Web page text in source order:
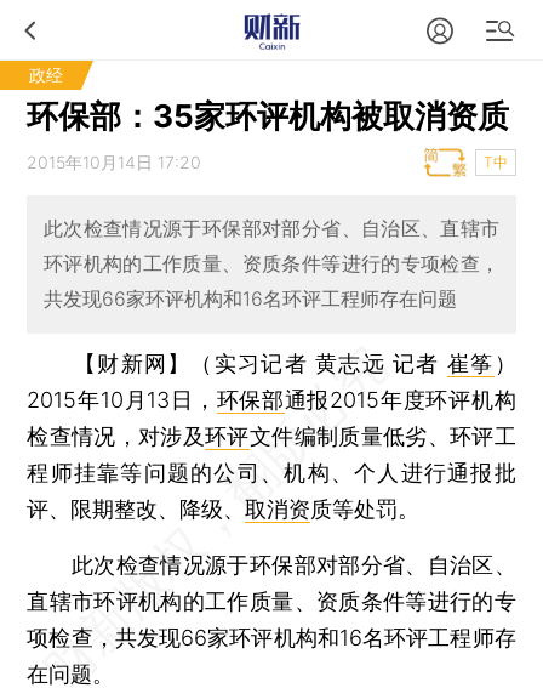
政经
环保部：35家环评机构被取消资质
2015年10月14日 17:20 T中
此次检查情况源于环保部对部分省、自治区、直辖市
环评机构的工作质量、资质条件等进行的专项检查，
共发现66家环评机构和16名环评工程师存在问题
【财新网】（实习记者 黄志远 记者崔筝 ）
2015年10月13日， 环保部通报2015年度环评机构
检查情况，对涉及环评文件编制质量低劣、环评工
程师挂靠等问题的公司、机构、个人进行通报批
评、限期整改、降级、取消资质等处罚。
此次检查情况源于环保部对部分省、自治区、
直辖市环评机构的工作质量、资质条件等进行的专
项检查，共发现66家环评机构和16名环评工程师存
在问题。